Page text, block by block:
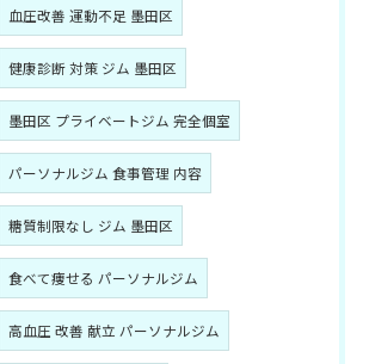
血圧改善 運動不足 墨田区
健康診断 対策 ジム 墨田区
墨田区 プライベートジム 完全個室
パーソナルジム 食事管理 内容
糖質制限なし ジム 墨田区
食べて痩せる パーソナルジム
高血圧 改善 献立 パーソナルジム